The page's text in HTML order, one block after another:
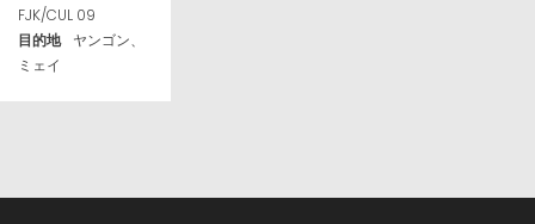
FJK/CUL 09
目的地
ヤンゴン、
ミェイ